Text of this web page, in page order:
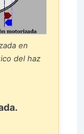
en
del haz